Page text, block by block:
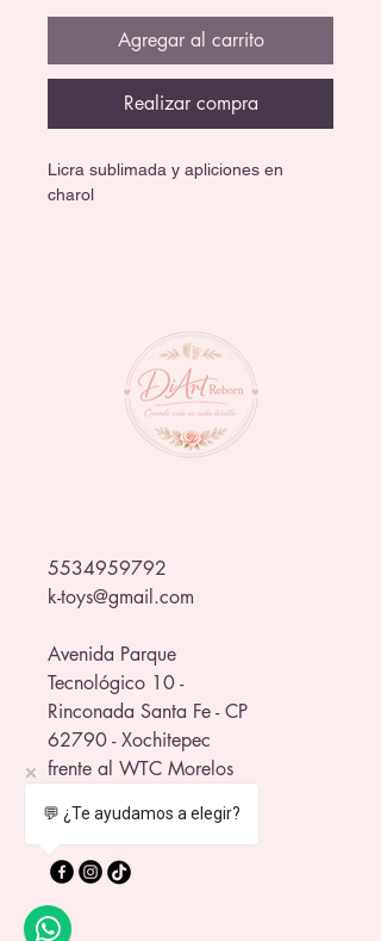
Agregar al carrito
Realizar compra
Licra sublimada y apliciones en
charol
5534959792
k-toys@gmail.com
Avenida Parque
Tecnológico 10 -
Rinconada Santa Fe - CP
62790 - Xochitepec
frente al WTC Morelos
💬 ¿Te ayudamos a elegir?